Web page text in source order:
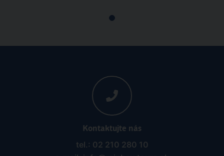
Kontaktujte nás
tel.: 02 210 280 10